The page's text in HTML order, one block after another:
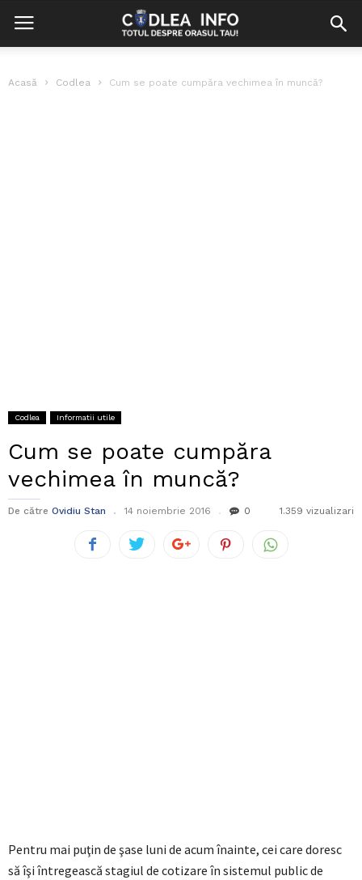
Acasă Codlea Cum se poate cumpăra vechimea în muncă?
Codlea Informatii utile
Cum se poate cumpăra
vechimea în muncă?
De către Ovidiu Stan 14 noiembrie 2016 0 1.359 vizualizari
Pentru mai puţin de şase luni de acum înainte, cei care doresc
să îşi întregească stagiul de cotizare în sistemul public de